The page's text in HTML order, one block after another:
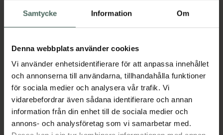
Samtycke Information Om
Denna webbplats använder cookies
Vi använder enhetsidentifierare för att anpassa innehållet
och annonserna till användarna, tillhandahålla funktioner
för sociala medier och analysera vår trafik. Vi
vidarebefordrar även sådana identifierare och annan
information från din enhet till de sociala medier och
annons- och analysföretag som vi samarbetar med.